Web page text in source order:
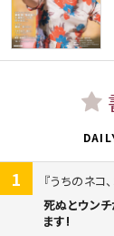
1
うちのネコ
死ぬとウン
ます!